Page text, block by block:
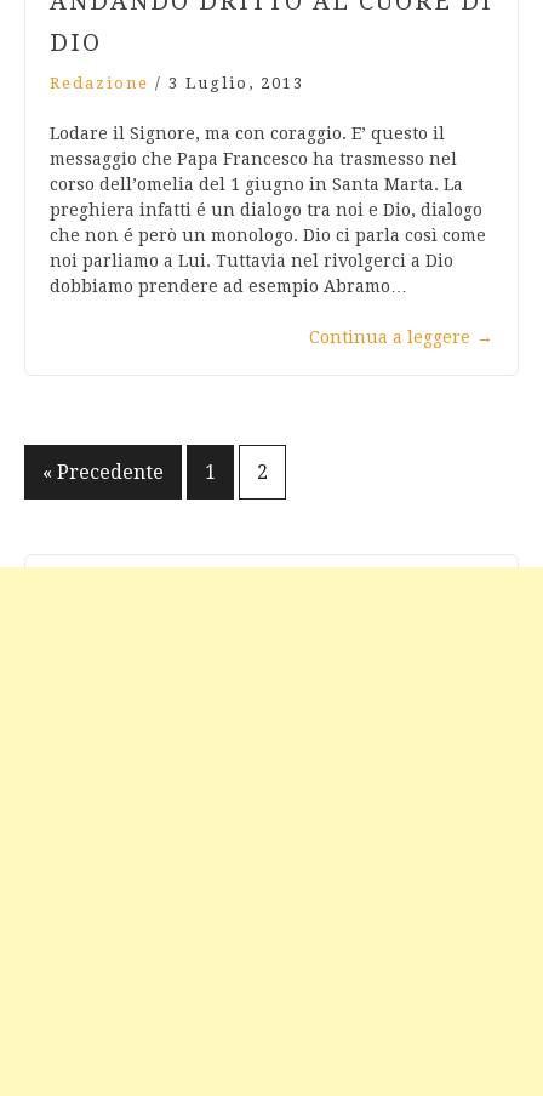
DIO
Redazione / 3 Luglio, 2013
Lodare il Signore, ma con coraggio. E’ questo il
messaggio che Papa Francesco ha trasmesso nel
corso dell’omelia del 1 giugno in Santa Marta. La
preghiera infatti é un dialogo tra noi e Dio, dialogo
che non é però un monologo. Dio ci parla così come
noi parliamo a Lui. Tuttavia nel rivolgerci a Dio
dobbiamo prendere ad esempio Abramo…
Continua a leggere →
Navigazione
« Precedente 1 2